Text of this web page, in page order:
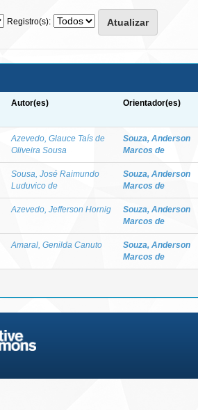
Registro(s):
Autor(es) Orientador(es)
Azevedo, Glauce Taís de
Oliveira Sousa
Souza, Anderson
Marcos de
Sousa, José Raimundo
Luduvico de
Souza, Anderson
Marcos de
Azevedo, Jefferson Hornig
Souza, Anderson
Marcos de
Amaral, Genilda Canuto
Souza, Anderson
Marcos de